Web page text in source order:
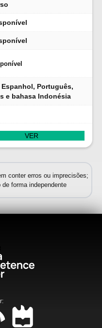
Português,
e bahasa Indonésia
VER
conter erros ou imprecisões;
forma independente
: